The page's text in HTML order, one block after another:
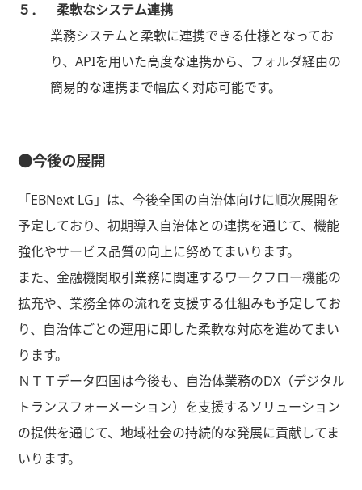
５． 柔軟なシステム連携
業務システムと柔軟に連携できる仕様となってお
り、APIを用いた高度な連携から、フォルダ経由の
簡易的な連携まで幅広く対応可能です。
●今後の展開
「EBNext LG」は、今後全国の自治体向けに順次展開を
予定しており、初期導入自治体との連携を通じて、機能
強化やサービス品質の向上に努めてまいります。
また、金融機関取引業務に関連するワークフロー機能の
拡充や、業務全体の流れを支援する仕組みも予定してお
り、自治体ごとの運用に即した柔軟な対応を進めてまい
ります。
ＮＴＴデータ四国は今後も、自治体業務のDX（デジタル
トランスフォーメーション）を支援するソリューション
の提供を通じて、地域社会の持続的な発展に貢献してま
いります。